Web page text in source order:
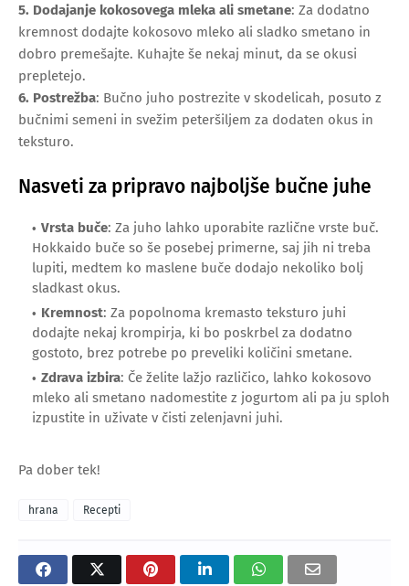
5. Dodajanje kokosovega mleka ali smetane: Za dodatno
kremnost dodajte kokosovo mleko ali sladko smetano in
dobro premešajte. Kuhajte še nekaj minut, da se okusi
prepletejo.
6. Postrežba: Bučno juho postrezite v skodelicah, posuto z
bučnimi semeni in svežim peteršiljem za dodaten okus in
teksturo.
Nasveti za pripravo najboljše bučne juhe
Vrsta buče: Za juho lahko uporabite različne vrste buč.
Hokkaido buče so še posebej primerne, saj jih ni treba
lupiti, medtem ko maslene buče dodajo nekoliko bolj
sladkast okus.
Kremnost: Za popolnoma kremasto teksturo juhi
dodajte nekaj krompirja, ki bo poskrbel za dodatno
gostoto, brez potrebe po preveliki količini smetane.
Zdrava izbira: Če želite lažjo različico, lahko kokosovo
mleko ali smetano nadomestite z jogurtom ali pa ju sploh
izpustite in uživate v čisti zelenjavni juhi.
Pa dober tek!
hrana Recepti